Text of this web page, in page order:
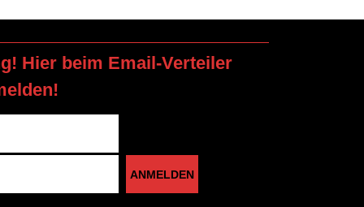
Hier beim Email-Verteiler
ANMELDEN